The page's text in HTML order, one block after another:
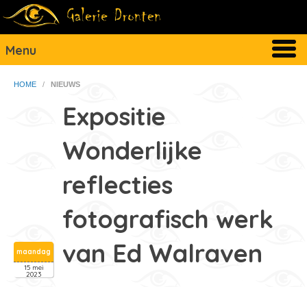
Menu
HOME / NIEUWS
Expositie
Wonderlijke
reflecties
fotografisch werk
van Ed Walraven
maandag
15 mei
2023